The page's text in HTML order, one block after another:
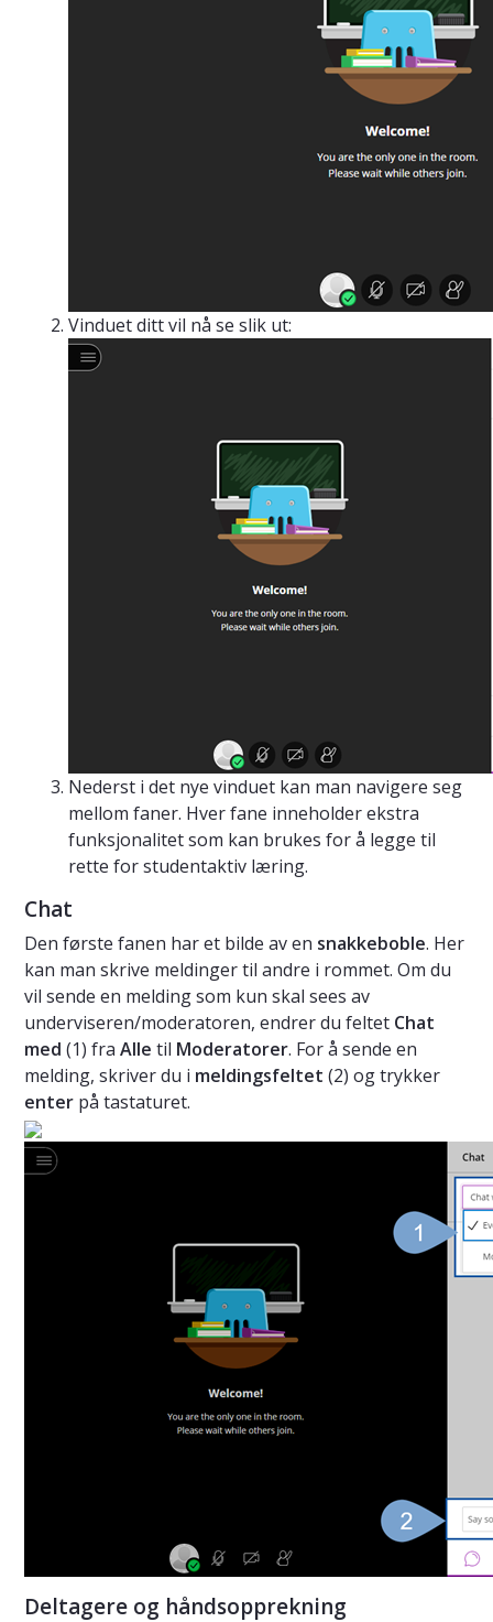
Vinduet ditt vil nå se slik ut:
Nederst i det nye vinduet kan man navigere seg
mellom faner. Hver fane inneholder ekstra
funksjonalitet som kan brukes for å legge til
rette for studentaktiv læring.
Chat
Den første fanen har et bilde av en snakkeboble. Her
kan man skrive meldinger til andre i rommet. Om du
vil sende en melding som kun skal sees av
underviseren/moderatoren, endrer du feltet Chat
med (1) fra Alle til Moderatorer. For å sende en
melding, skriver du i meldingsfeltet (2) og trykker
enter på tastaturet.
Deltagere og håndsopprekning